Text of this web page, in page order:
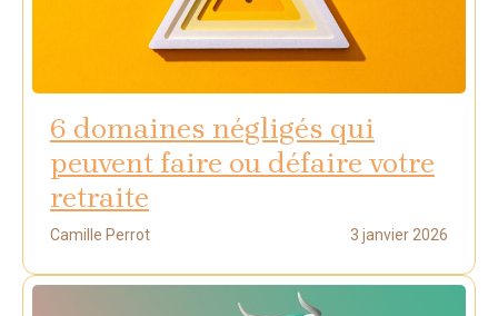
6 domaines négligés qui
peuvent faire ou défaire votre
retraite
Camille Perrot 3 janvier 2026